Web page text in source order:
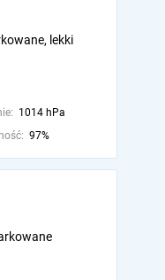
lekki
1014 hPa
97%